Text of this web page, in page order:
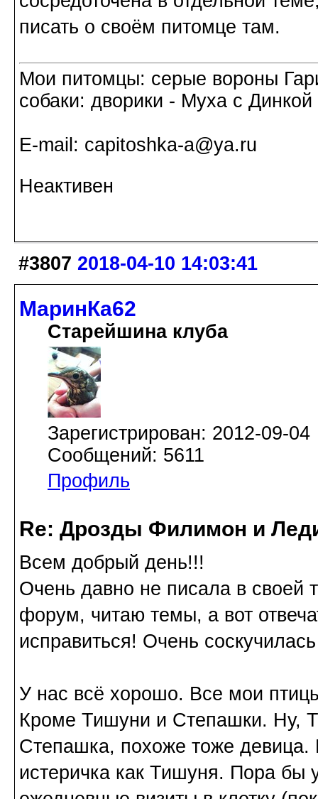
писать о своём питомце там.
Мои питомцы: серые вороны
собаки: дворики - Муха с Динкой
Е-mail: capitoshka-a@ya.ru
Неактивен
#3807 2018-04-10 14:03:41
МаринКа62
Старейшина клуба
Зарегистрирован: 2012-09-04
Сообщений: 5611
Профиль
Re: Дрозды Филимон и
Всем добрый день!!!
Очень давно не писала в
форум, читаю темы, а вот
исправиться! Очень
У нас всё хорошо. Все мои
Кроме Тишуни и Степашки. Ну,
Степашка, похоже тоже девица.
истеричка как Тишуня. Пора бы